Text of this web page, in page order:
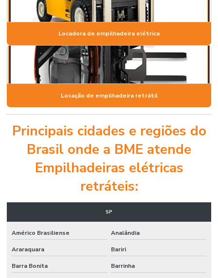
Locadora de empilhadeira elétrica
Locação de empilhadeira retrátil
Principais cidades e regiões do
Brasil onde a BME atende
Empilhadeiras elétricas
retráteis:
SP
Américo Brasiliense Analândia
Araraquara Bariri
Barra Bonita Barrinha